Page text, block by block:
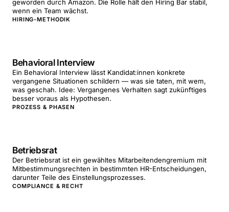
geworden durch Amazon. Die Rolle hält den Hiring Bar stabil,
wenn ein Team wächst.
HIRING-METHODIK
Behavioral Interview
Ein Behavioral Interview lässt Kandidat:innen konkrete
vergangene Situationen schildern — was sie taten, mit wem,
was geschah. Idee: Vergangenes Verhalten sagt zukünftiges
besser voraus als Hypothesen.
PROZESS & PHASEN
Betriebsrat
Der Betriebsrat ist ein gewähltes Mitarbeitendengremium mit
Mitbestimmungsrechten in bestimmten HR-Entscheidungen,
darunter Teile des Einstellungsprozesses.
COMPLIANCE & RECHT